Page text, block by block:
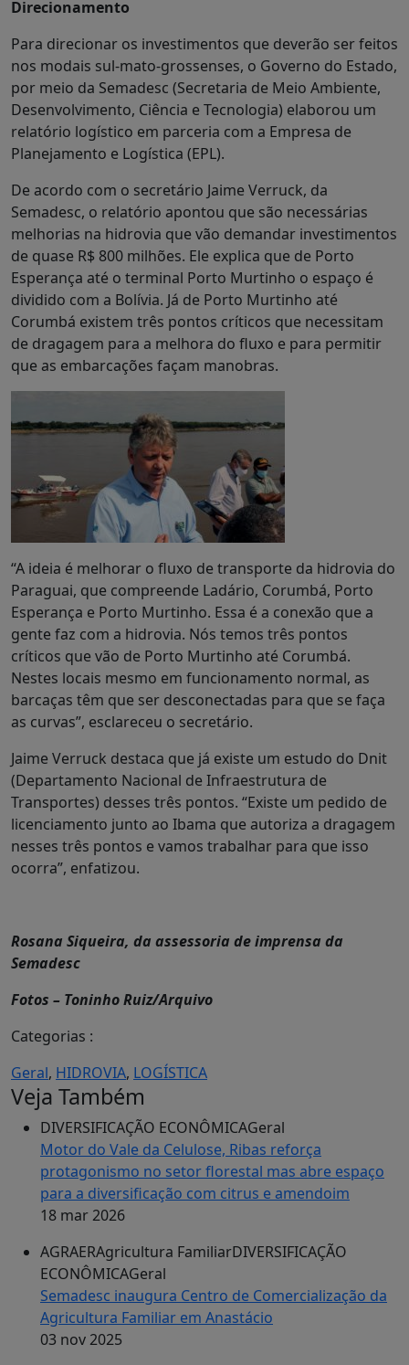
Direcionamento
Para direcionar os investimentos que deverão ser feitos
nos modais sul-mato-grossenses, o Governo do Estado,
por meio da Semadesc (Secretaria de Meio Ambiente,
Desenvolvimento, Ciência e Tecnologia) elaborou um
relatório logístico em parceria com a Empresa de
Planejamento e Logística (EPL).
De acordo com o secretário Jaime Verruck, da
Semadesc, o relatório apontou que são necessárias
melhorias na hidrovia que vão demandar investimentos
de quase R$ 800 milhões. Ele explica que de Porto
Esperança até o terminal Porto Murtinho o espaço é
dividido com a Bolívia. Já de Porto Murtinho até
Corumbá existem três pontos críticos que necessitam
de dragagem para a melhora do fluxo e para permitir
que as embarcações façam manobras.
“A ideia é melhorar o fluxo de transporte da hidrovia do
Paraguai, que compreende Ladário, Corumbá, Porto
Esperança e Porto Murtinho. Essa é a conexão que a
gente faz com a hidrovia. Nós temos três pontos
críticos que vão de Porto Murtinho até Corumbá.
Nestes locais mesmo em funcionamento normal, as
barcaças têm que ser desconectadas para que se faça
as curvas”, esclareceu o secretário.
Jaime Verruck destaca que já existe um estudo do Dnit
(Departamento Nacional de Infraestrutura de
Transportes) desses três pontos. “Existe um pedido de
licenciamento junto ao Ibama que autoriza a dragagem
nesses três pontos e vamos trabalhar para que isso
ocorra”, enfatizou.
Rosana Siqueira, da assessoria de imprensa da
Semadesc
Fotos – Toninho Ruiz/Arquivo
Categorias :
Geral, HIDROVIA, LOGÍSTICA
Veja Também
DIVERSIFICAÇÃO ECONÔMICAGeral
Motor do Vale da Celulose, Ribas reforça
protagonismo no setor florestal mas abre espaço
para a diversificação com citrus e amendoim
18 mar 2026
AGRAERAgricultura FamiliarDIVERSIFICAÇÃO
ECONÔMICAGeral
Semadesc inaugura Centro de Comercialização da
Agricultura Familiar em Anastácio
03 nov 2025